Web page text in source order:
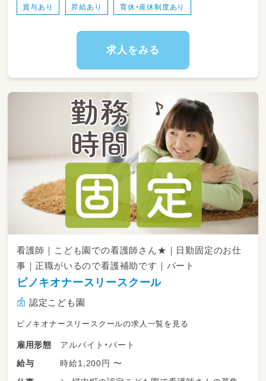
◇ 子どもたちの見守りや生活サポート
働きやすさも魅力！
◎ 賞与年2回・計4ヶ月分♪
◎ 無料駐車場完備でマイカー通勤OK！
◎ 退職金共済・福利厚生も充実♪
アットホームな雰囲気が魅力の園です！
子どもたち一人ひとりに寄り添いながら、安心
して長く働ける環境ですよ♪
賞与あり 昇給あり 育休・産休制度あり
求人をみる
看護師｜こども園での看護師さん★｜日勤固定のお仕
事｜正職がいるので看護補助です｜パート
ピノキオナースリースクール
認定こども園
ピノキオナースリースクールの求人一覧を見る
雇用形態
アルバイト・パート
給与
時給1,200円 〜